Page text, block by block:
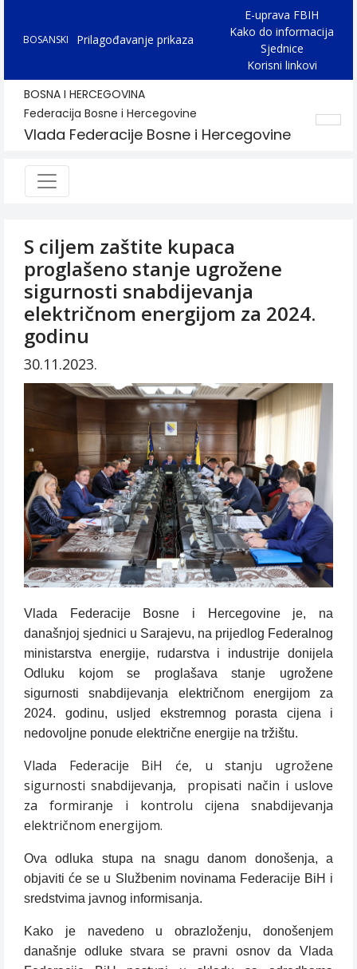
BOSANSKI Prilagođavanje prikaza
E-uprava FBIH
Kako do informacija
Sjednice
Korisni linkovi
BOSNA I HERCEGOVINA
Federacija Bosne i Hercegovine
Vlada Federacije Bosne i Hercegovine
S ciljem zaštite kupaca
proglašeno stanje ugrožene
sigurnosti snabdijevanja
električnom energijom za 2024.
godinu
30.11.2023.
Vlada Federacije Bosne i Hercegovine je, na
današnjoj sjednici u Sarajevu, na prijedlog Federalnog
ministarstva energije, rudarstva i industrije donijela
Odluku kojom se proglašava stanje ugrožene
sigurnosti snabdijevanja električnom energijom za
2024. godinu, usljed ekstremnog porasta cijena i
nedovoljne ponude električne energije na tržištu.
Vlada Federacije BiH će, u stanju ugrožene
sigurnosti snabdijevanja,
propisati način i uslove
za formiranje i kontrolu cijena snabdijevanja
električnom energijom.
Ova odluka stupa na snagu danom donošenja, a
objaviti će se u Službenim novinama Federacije BiH i
sredstvima javnog informisanja.
Kako je navedeno u obrazloženju, donošenjem
današnje odluke stvara se pravni osnov da Vlada